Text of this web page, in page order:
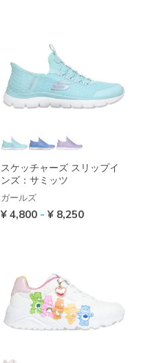
スケッチャーズ スリップイ
ンズ：サミッツ
ガールズ
¥ 4,800 - ¥ 8,250